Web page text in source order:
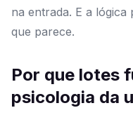
na entrada. E a lógica
que parece.
Por que lotes
psicologia da